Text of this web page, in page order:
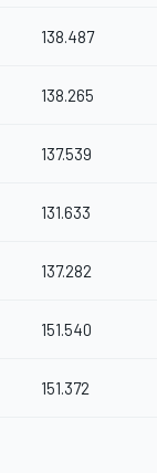
138.487
138.265
137.539
131.633
137.282
151.540
151.372